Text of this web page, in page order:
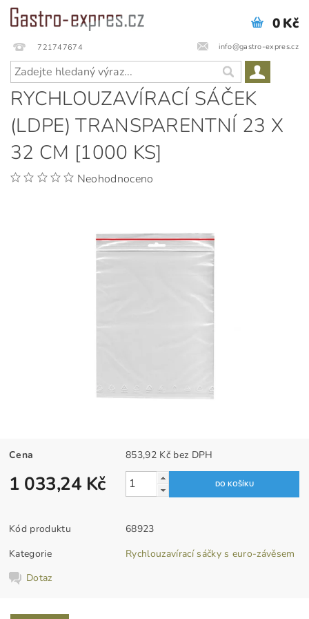
721747674 info@gastro-expres.cz
0 Kč
RYCHLOUZAVÍRACÍ SÁČEK
(LDPE) TRANSPARENTNÍ 23 X
32 CM [1000 KS]
Neohodnoceno
Cena 853,92 Kč bez DPH
1 033,24 Kč
Kód produktu
68923
Kategorie
Rychlouzavírací sáčky s euro-závěsem
Dotaz